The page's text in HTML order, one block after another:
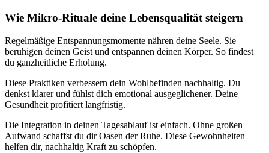
Wie Mikro-Rituale deine Lebensqualität steigern
Regelmäßige Entspannungsmomente nähren deine Seele. Sie
beruhigen deinen Geist und entspannen deinen Körper. So findest
du ganzheitliche Erholung.
Diese Praktiken verbessern dein Wohlbefinden nachhaltig. Du
denkst klarer und fühlst dich emotional ausgeglichener. Deine
Gesundheit profitiert langfristig.
Die Integration in deinen Tagesablauf ist einfach. Ohne großen
Aufwand schaffst du dir Oasen der Ruhe. Diese Gewohnheiten
helfen dir, nachhaltig Kraft zu schöpfen.